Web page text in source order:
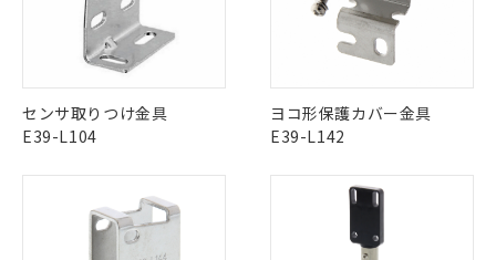
問い合わせください。
センサ取りつけ金具
E39-L104
ヨコ形保護カバー金具
E39-L142